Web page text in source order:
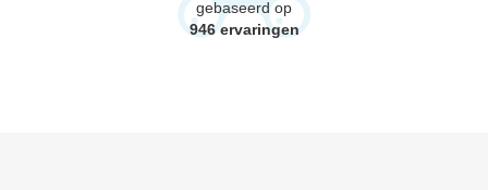
gebaseerd op
946 ervaringen